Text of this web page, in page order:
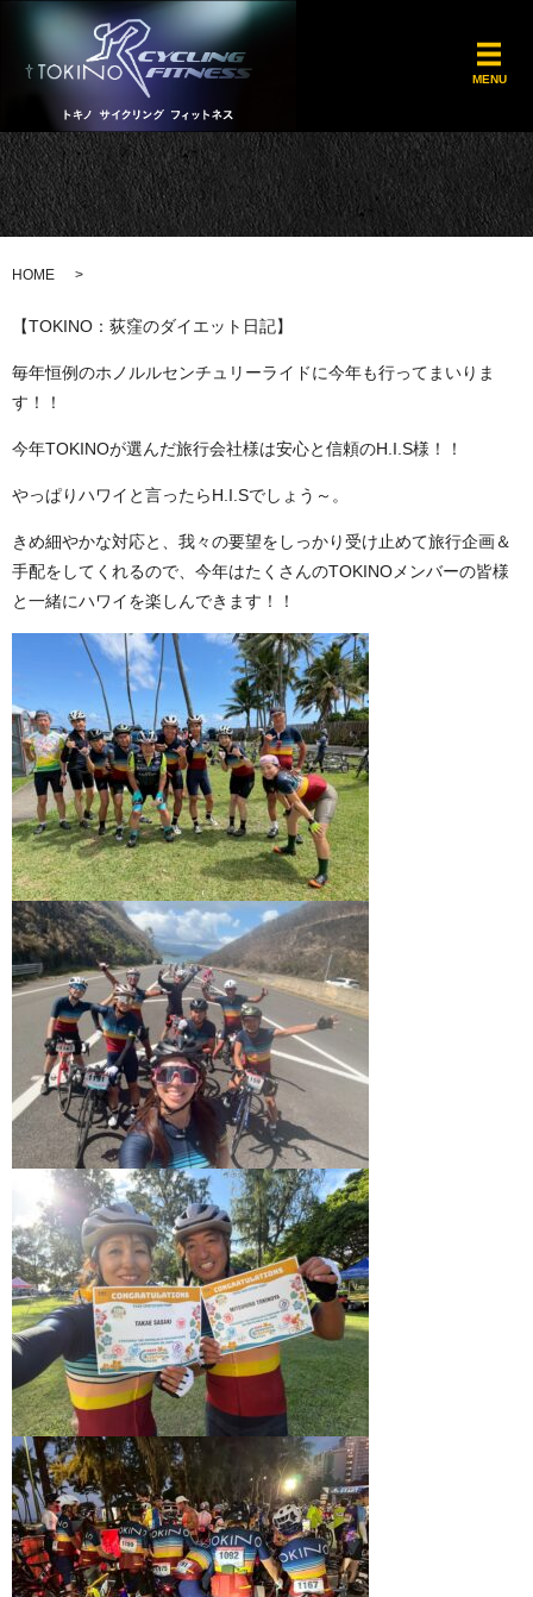
MENU
HOME
【TOKINO：荻窪のダイエット日記】
毎年恒例のホノルルセンチュリーライドに今年も行ってまいりま
す！！
今年TOKINOが選んだ旅行会社様は安心と信頼のH.I.S様！！
やっぱりハワイと言ったらH.I.Sでしょう～。
きめ細やかな対応と、我々の要望をしっかり受け止めて旅行企画＆
手配をしてくれるので、今年はたくさんのTOKINOメンバーの皆様
と一緒にハワイを楽しんできます！！